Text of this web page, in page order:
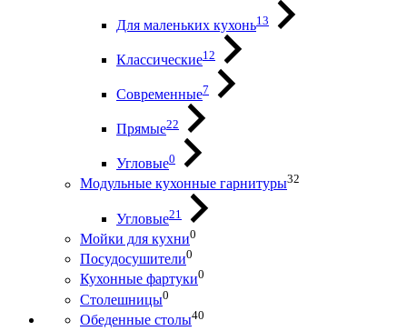
Для маленьких кухонь13
Классические12
Современные7
Прямые22
Угловые0
Модульные кухонные гарнитуры32
Угловые21
Мойки для кухни0
Посудосушители0
Кухонные фартуки0
Столешницы0
Обеденные столы40